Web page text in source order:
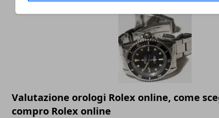
Valutazione orologi Rolex online, come
compro Rolex online